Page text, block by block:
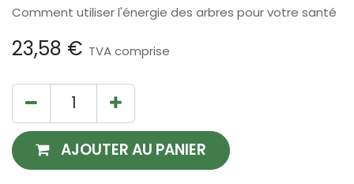
Comment utiliser l'énergie des arbres pour votre santé
23,58 € TVA comprise
AJOUTER AU PANIER